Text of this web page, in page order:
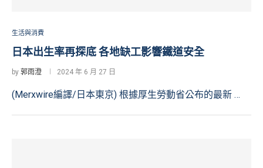
生活與消費
日本出生率再探底 各地缺工影響鐵道安全
by 郭雨澄 2024 年 6 月 27 日
(Merxwire編譯/日本東京) 根據厚生勞動省公布的最新 …